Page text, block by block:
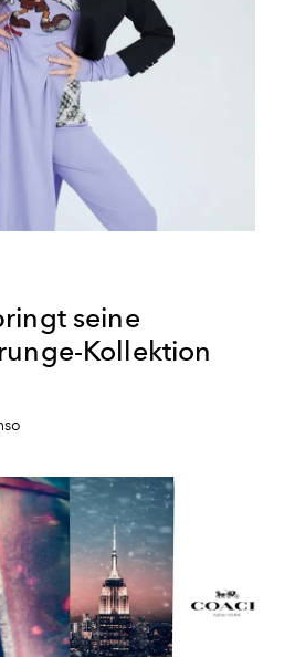
seine
Kollektion